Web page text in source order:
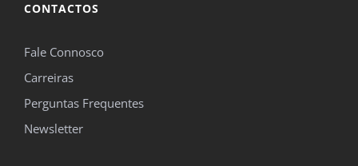
CONTACTOS
Fale Connosco
Carreiras
Perguntas Frequentes
Newsletter